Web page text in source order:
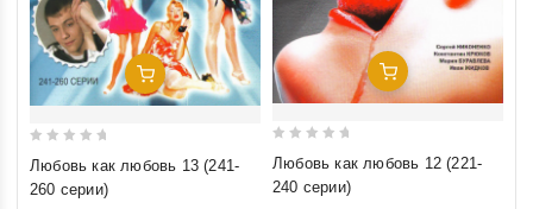
Добавить В Корзину
Любовь как любовь 13 (241-
260 серии)
Добавить В Корзину
Любовь как любовь 12 (221-
240 серии)